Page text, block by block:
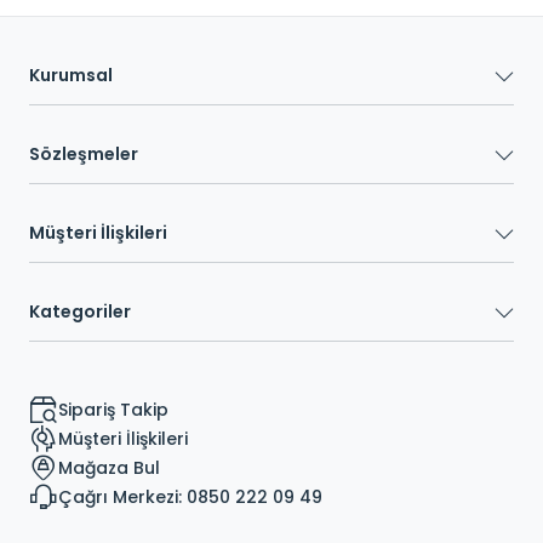
Kurumsal
Sözleşmeler
Müşteri İlişkileri
Kategoriler
Sipariş Takip
Müşteri İlişkileri
Mağaza Bul
Çağrı Merkezi: 0850 222 09 49